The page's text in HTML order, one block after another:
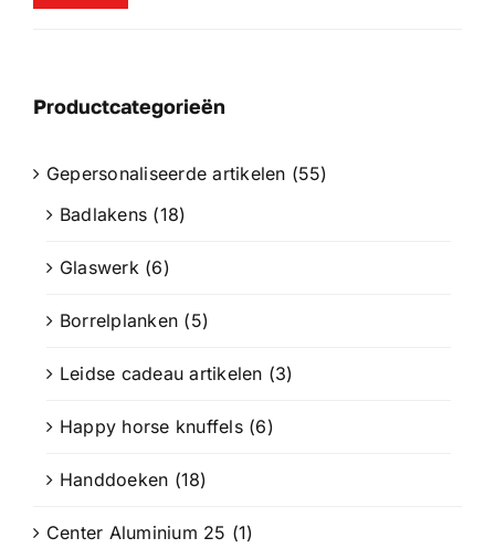
Productcategorieën
Gepersonaliseerde artikelen (55)
Badlakens (18)
Glaswerk (6)
Borrelplanken (5)
Leidse cadeau artikelen (3)
Happy horse knuffels (6)
Handdoeken (18)
Center Aluminium 25 (1)